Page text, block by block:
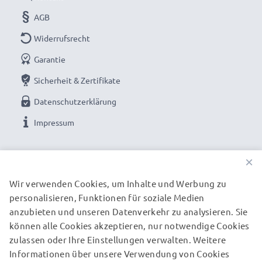
Reisen
✔ Campingventilator für Wohnwagen, Camping und
Auto ohne Klimaanlage
Ihr bester Freund an bei hohen Temperaturen -
USB-C Miniventilator für Handy und Smartphone
Smartphoneventilator für unterwegs
Egal ob in Auto, Urlaub, Office, Bus, Bahn oder auf
Reisen - der portable USB Smartphone Fan spendiert
eine Abkühlung wenn Sie oder Ihre Begleiter eine
benötigen.
AGB
Widerrufsrecht
Garantie
Sicherheit & Zertifikate
Datenschutzerklärung
Impressum
UNSERE VERSANDPARTNER
© subtel.de 2026
Alle Preise verstehen sich inklusive Mehrwertsteuer und
×
Wir verwenden Cookies, um Inhalte und Werbung zu
personalisieren, Funktionen für soziale Medien
anzubieten und unseren Datenverkehr zu analysieren. Sie
können alle Cookies akzeptieren, nur notwendige Cookies
zulassen oder Ihre Einstellungen verwalten. Weitere
Informationen über unsere Verwendung von Cookies